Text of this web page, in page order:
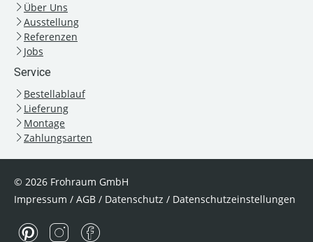
Über Uns
Ausstellung
Referenzen
Jobs
Service
Bestellablauf
Lieferung
Montage
Zahlungsarten
© 2026 Frohraum GmbH
Impressum / AGB / Datenschutz / Datenschutzeinstellungen